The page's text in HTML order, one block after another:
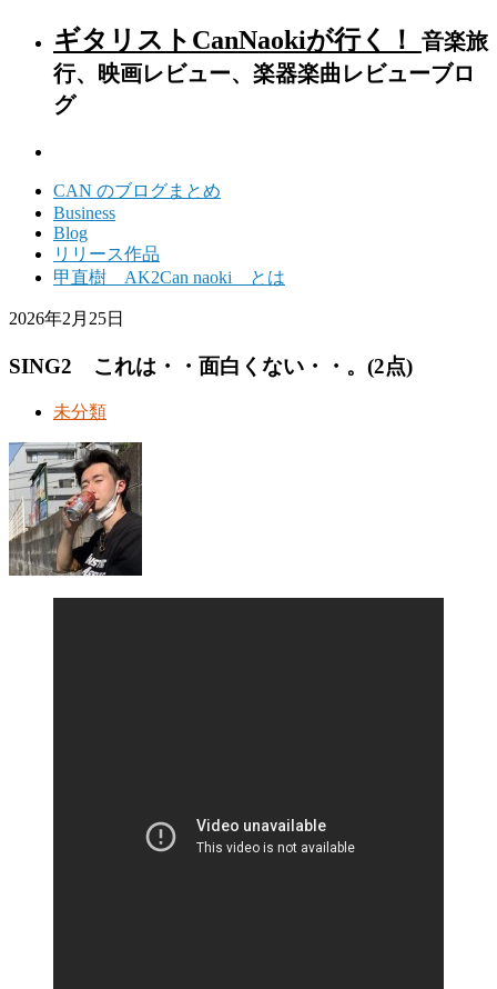
ギタリストCanNaokiが行く！ 音楽旅
行、映画レビュー、楽器楽曲レビューブロ
グ
CAN のブログまとめ
Business
Blog
リリース作品
甲直樹 AK2Can naoki とは
2026年2月25日
SING2 これは・・面白くない・・。(2点)
未分類